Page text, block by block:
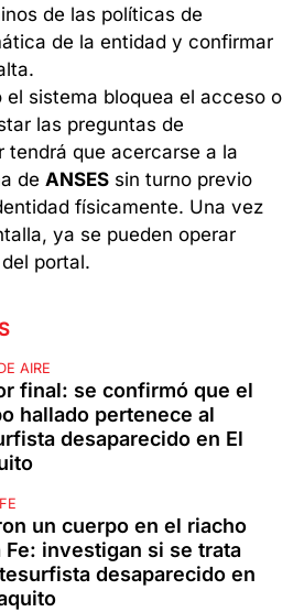
de las políticas de
de la entidad y confirmar
el sistema bloquea el acceso o
las preguntas de
tendrá que acercarse a la
deANSES sin turno previo
físicamente. Una vez
ya se pueden operar
portal.
AIRE
final: se confirmó que el
hallado pertenece al
desaparecido en El
un cuerpo en el riacho
Fe: investigan si se trata
desaparecido en